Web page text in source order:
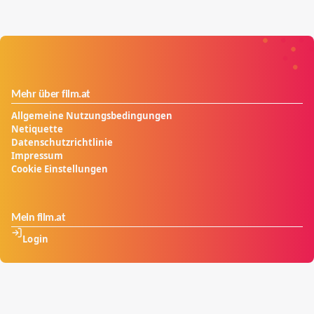
Mehr über film.at
Allgemeine Nutzungsbedingungen
Netiquette
Datenschutzrichtlinie
Impressum
Cookie Einstellungen
Mein film.at
Login